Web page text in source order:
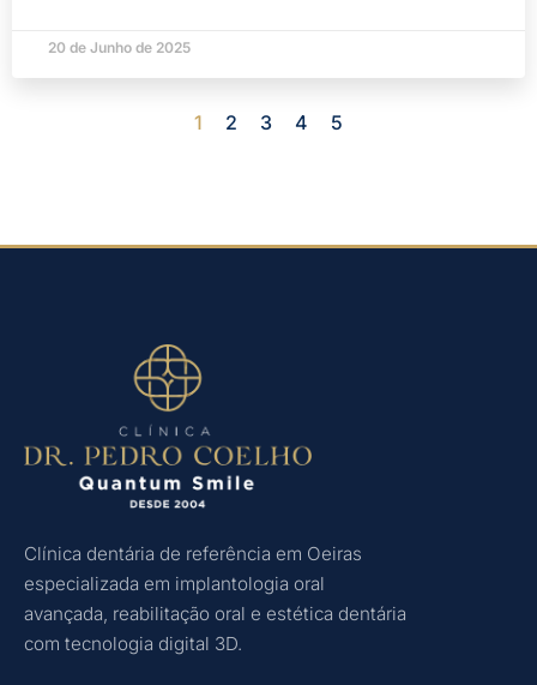
20 de Junho de 2025
1 2 3 4 5
Clínica dentária de referência em Oeiras
especializada em implantologia oral
avançada, reabilitação oral e estética dentária
com tecnologia digital 3D.